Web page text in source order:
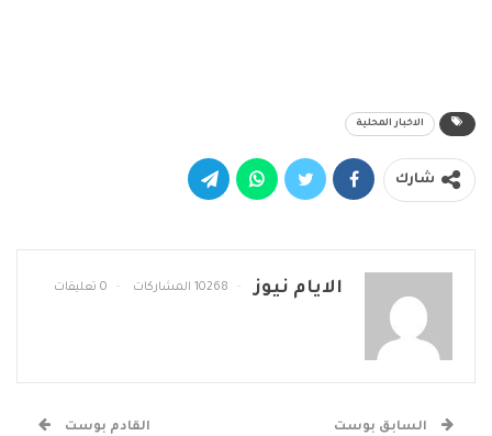
الاخبار المحلية
شارك
الايام نيوز 10268 المشاركات 0 تعليقات
السابق بوست القادم بوست